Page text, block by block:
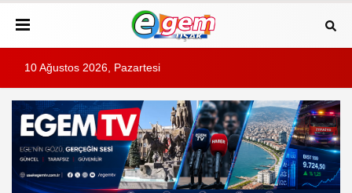
10 Ağustos 2026, Pazartesi